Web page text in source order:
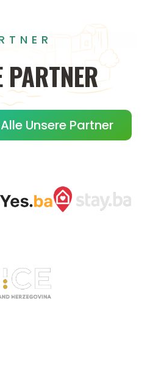
PARTNER
Unsere Partner